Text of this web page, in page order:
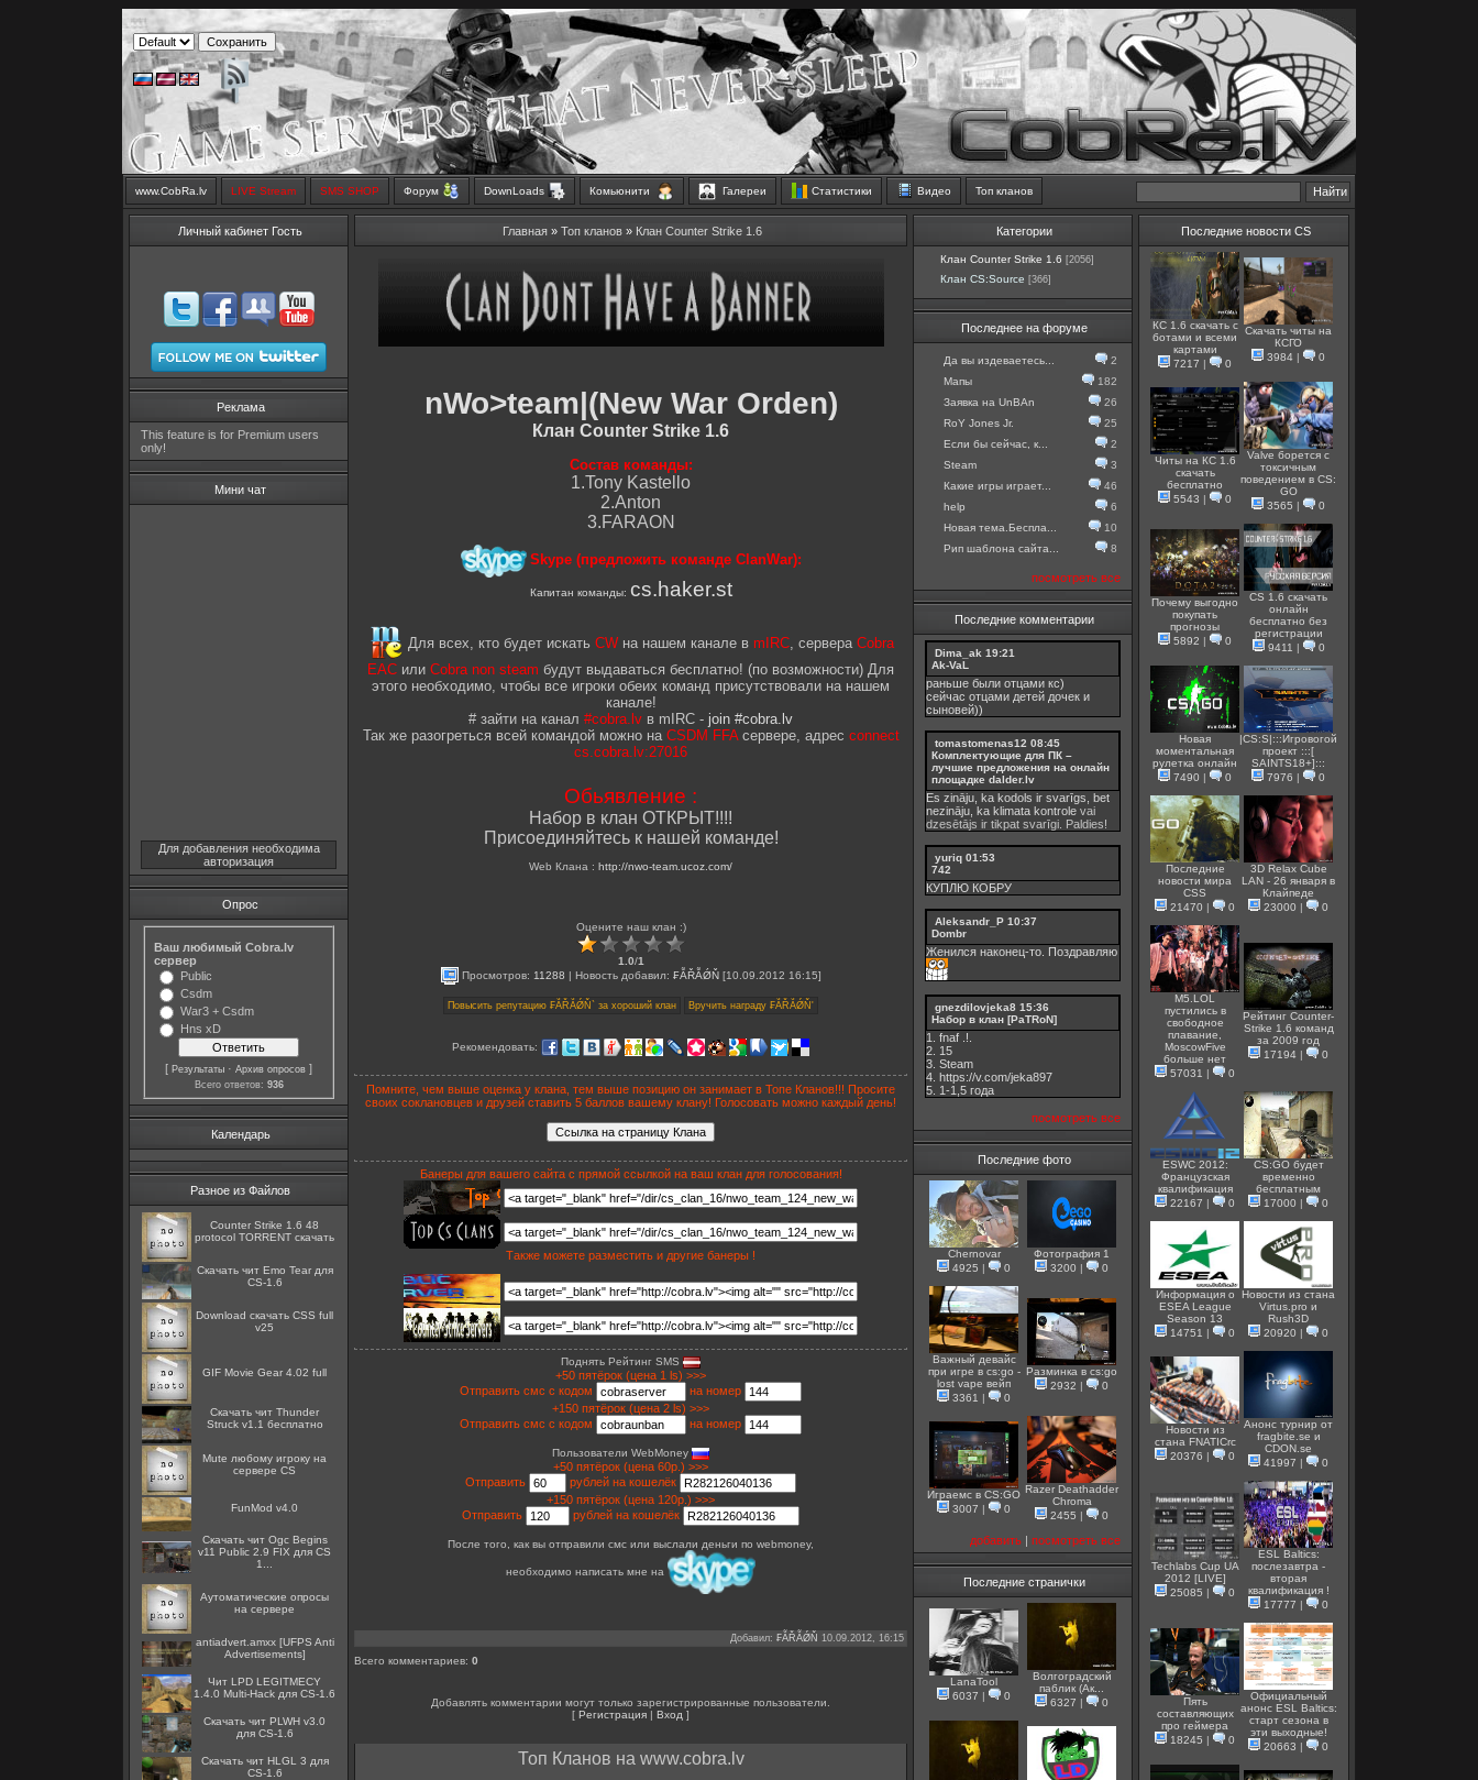
www.CobRa.lv LIVE Stream SMS SHOP Форум DownLoads Комьюнити Галереи Статистики Видео Топ кланов
Личный кабинет Гость
Реклама
This feature is for Premium users
only!
Мини чат
Для добавления необходима
авторизация
Опрос
Ваш любимый Cobra.lv
сервер
Public
Csdm
War3 + Csdm
Hns xD
[ Результаты · Архив опросов ]
Всего ответов: 936
Календарь
Разное из Файлов
Counter Strike 1.6 48
protocol TORRENT скачать
Скачать чит Emo Tear для
CS-1.6
Download скачать CSS full
v25
GIF Movie Gear 4.02 full
Скачать чит Thunder
Struck v1.1 бесплатно
Mute любому игроку на
сервере CS
FunMod v4.0
Скачать чит Ogc Begins
v11 Public 2.9 FIX для CS
1...
Аутоматические опросы
на сервере
antiadvert.amxx [UFPS Anti
Advertisements]
Чит LPD LEGITMECY
1.4.0 Multi-Hack для CS-1.6
Скачать чит PLWH v3.0
для CS-1.6
Скачать чит HLGL 3 для
CS-1.6
Главная » Топ кланов » Клан Counter Strike 1.6
nWo>team|(New War Orden)
Клан Counter Strike 1.6
Состав команды:
1.Tony Kastello
2.Anton
3.FARAON
Skype (предложить команде ClanWar):
Капитан команды: cs.haker.st
Для всех, кто будет искать CWна нашем канале в mIRC, сервера Cobra
EAC или Cobra non steam будут выдаваться бесплатно! (по возможности) Для
этого необходимо, чтобы все игроки обеих команд присутствовали на нашем
канале!
# зайти на канал #cobra.lv в mIRC - join #cobra.lv
Так же разогреться всей командой можно на CSDM FFAсервере, адрес connect
cs.cobra.lv:27016
Обьявление :
Набор в клан ОТКРЫТ!!!!
Присоединяйтесь к нашей команде!
Web Клана : http://nwo-team.ucoz.com/
Оцените наш клан :)
1.0/1
Просмотров: 11288 | Новость добавил: ₣ẪŘẪǾŇ[10.09.2012 16:15]
Рекомендовать:
Помните, чем выше оценка у клана, тем выше позицию он занимает в Топе Кланов!!! Просите
своих соклановцев и друзей ставить 5 баллов вашему клану! Голосовать можно каждый день!
Банеры для вашего сайта с прямой ссылкой на ваш клан для голосования!
Также можете разместить и другие банеры !
Поднять Рейтинг SMS
+50 пятёрок (цена 1 ls) >>>
Отправить смс с кодом
на номер
+150 пятёрок (цена 2 ls) >>>
Отправить смс с кодом
на номер
Пользователи WebMoney
+50 пятёрок (цена 60р.) >>>
Отправить
рублей на кошелёк
+150 пятёрок (цена 120р.) >>>
Отправить
рублей на кошелёк
После того, как вы отправили смс или выслали деньги по webmoney,
необходимо написать мне на
Добавил: ₣ẪŘẪǾŇ 10.09.2012, 16:15
Всего комментариев: 0
Добавлять комментарии могут только зарегистрированные пользователи.
[ Регистрация | Вход ]
Топ Кланов на www.cobra.lv
Категории
Клан Counter Strike 1.6 [2056]
Клан CS:Source [366]
Последнее на форуме
Да вы издеваетесь...
2
Мапы
182
Заявка на UnBAn
26
RoY Jones Jr.
25
Если бы сейчас, к...
2
Steam
3
Какие игры играет...
46
help
6
Новая тема.Беспла...
10
Рип шаблона сайта...
8
посмотреть все
Последние комментарии
Dima_ak 19:21
Ak-VaL
раньше были отцами кс)
сейчас отцами детей дочек и
сыновей))
tomastomenas12 08:45
Комплектующие для ПК –
лучшие предложения на онлайн
площадке dalder.lv
Es zināju, ka kodols ir svarīgs, bet
nezināju, ka klimata kontrole vai
dzesētājs ir tikpat svarīgi. Paldies!
yuriq 01:53
742
КУПЛЮ КОБРУ
Aleksandr_P 10:37
Dombr
Женился наконец-то. Поздравляю
gnezdilovjeka8 15:36
Набор в клан [PaTRoN]
1. fnaf .!.
2. 15
3. Steam
4. https://v.com/jeka897
5. 1-1,5 годa
посмотреть все
Последние фото
Chernovar
4925 | 0
Фотография 1
3200 | 0
Важный девайс
при игре в cs:go -
lost vape вейп
3361 | 0
Разминка в cs:go
2932 | 0
Играемс в CS:GO
3007 | 0
Razer Deathadder
Chroma
2455 | 0
добавить | посмотреть все
Последние странички
LanaTool
6037 | 0
Волгоградский
паблик (Ак...
6327 | 0
Последние новости CS
КС 1.6 скачать с
ботами и всеми
картами
7217 | 0
Скачать читы на
КСГО
3984 | 0
Читы на КС 1.6
скачать
бесплатно
5543 | 0
Valve борется с
токсичным
поведением в CS:
GO
3565 | 0
Почему выгодно
покупать
прогнозы
5892 | 0
CS 1.6 скачать
онлайн
бесплатно без
регистрации
9411 | 0
Новая
моментальная
рулетка онлайн
7490 | 0
|CS:S|:::Игровогой
проект :::[
SAINTS18+]:::
7976 | 0
Последние
новости мира
CSS
21470 | 0
3D Relax Cube
LAN - 26 января в
Клайпеде
23000 | 0
M5.LOL
пустились в
свободное
плавание,
MoscowFive
больше нет
57031 | 0
Рейтинг Counter-
Strike 1.6 команд
за 2009 год
17194 | 0
ESWC 2012:
Французская
квалификация
22167 | 0
CS:GO будет
временно
бесплатным
17000 | 0
Информация о
ESEA League
Season 13
14751 | 0
Новости из стана
Virtus.pro и
Rush3D
20920 | 0
Новости из
стана FNATICrc
20376 | 0
Анонс турнир от
fragbite.se и
СDON.se
41997 | 0
Techlabs Cup UA
2012 [LIVE]
25085 | 0
ESL Baltics:
послезавтра -
вторая
квалификация !
17777 | 0
Пять
составляющих
про геймера
18245 | 0
Официальный
анонс ESL Baltics:
старт сезона в
эти выходные!
20663 | 0